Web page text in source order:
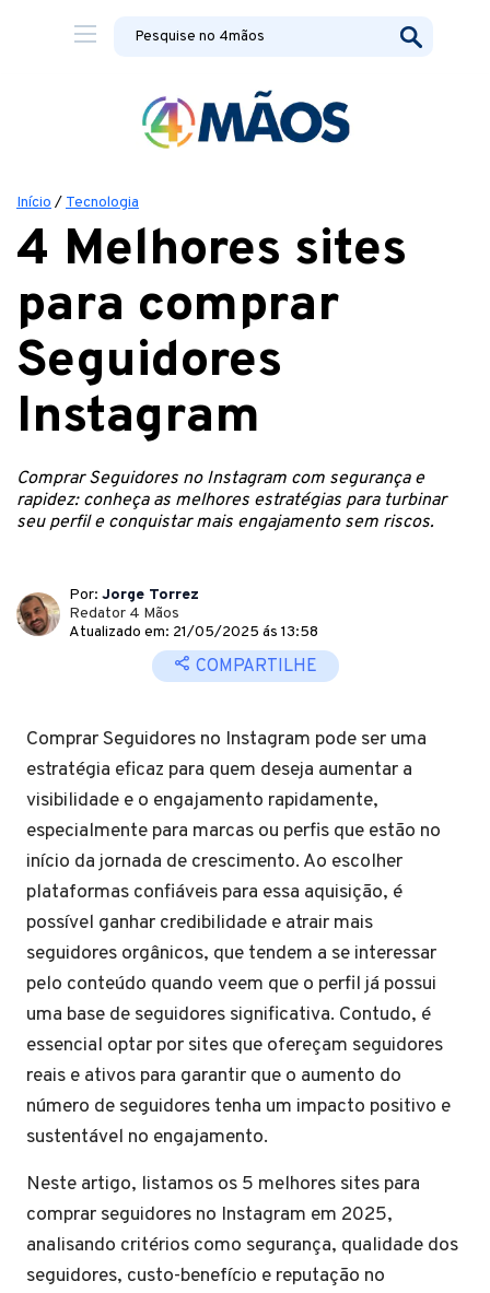
Início / Tecnologia
4 Melhores sites
para comprar
Seguidores
Instagram
Comprar Seguidores no Instagram com segurança e
rapidez: conheça as melhores estratégias para turbinar
seu perfil e conquistar mais engajamento sem riscos.
Por: Jorge Torrez
Redator 4 Mãos
Atualizado em: 21/05/2025 ás 13:58
COMPARTILHE
Comprar Seguidores no Instagram pode ser uma
estratégia eficaz para quem deseja aumentar a
visibilidade e o engajamento rapidamente,
especialmente para marcas ou perfis que estão no
início da jornada de crescimento. Ao escolher
plataformas confiáveis para essa aquisição, é
possível ganhar credibilidade e atrair mais
seguidores orgânicos, que tendem a se interessar
pelo conteúdo quando veem que o perfil já possui
uma base de seguidores significativa. Contudo, é
essencial optar por sites que ofereçam seguidores
reais e ativos para garantir que o aumento do
número de seguidores tenha um impacto positivo e
sustentável no engajamento.
Neste artigo, listamos os 5 melhores sites para
comprar seguidores no Instagram em 2025,
analisando critérios como segurança, qualidade dos
seguidores, custo-benefício e reputação no